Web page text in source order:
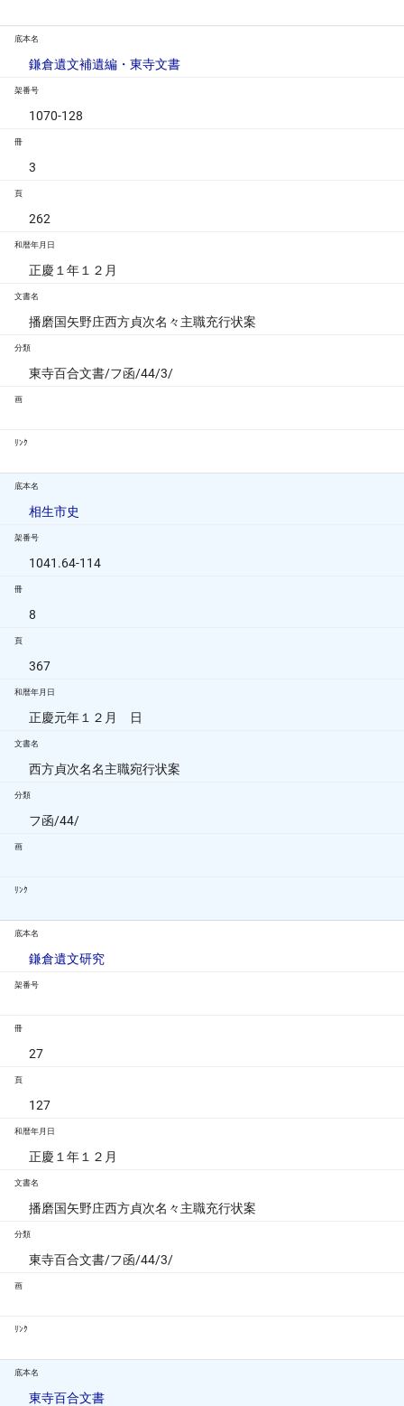
底本名
鎌倉遺文補遺編・東寺文書
架番号
1070-128
冊
3
頁
262
和暦年月日
正慶１年１２月
文書名
播磨国矢野庄西方貞次名々主職充行状案
分類
東寺百合文書/フ函/44/3/
画
ﾘﾝｸ
底本名
相生市史
架番号
1041.64-114
冊
8
頁
367
和暦年月日
正慶元年１２月 日
文書名
西方貞次名名主職宛行状案
分類
フ函/44/
画
ﾘﾝｸ
底本名
鎌倉遺文研究
架番号
冊
27
頁
127
和暦年月日
正慶１年１２月
文書名
播磨国矢野庄西方貞次名々主職充行状案
分類
東寺百合文書/フ函/44/3/
画
ﾘﾝｸ
底本名
東寺百合文書